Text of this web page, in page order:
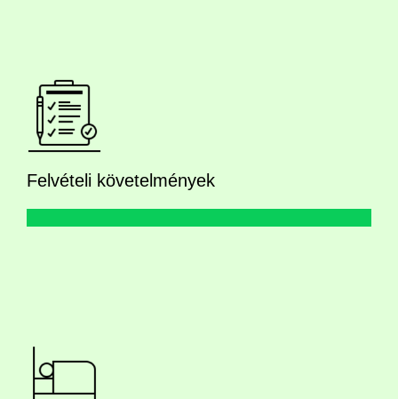
Felvételi követelmények